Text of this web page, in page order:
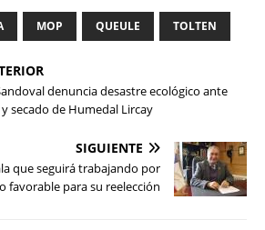
MOP QUEULE TOLTEN
denuncia desastre ecológico ante
secado de Humedal Lircay
SIGUIENTE
que seguirá trabajando por
favorable para su reelección